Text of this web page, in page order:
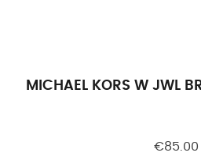
MICHAEL KORS W JWL
€85.00